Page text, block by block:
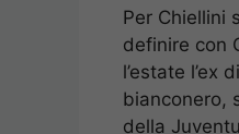
Per Chiellini
definire con
l’estate l’ex
bianconero,
della